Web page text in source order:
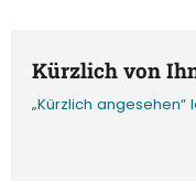
Kürzlich von
„Kürzlich angesehen“